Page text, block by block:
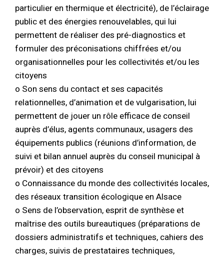
particulier en thermique et électricité), de l’éclairage
public et des énergies renouvelables, qui lui
permettent de réaliser des pré-diagnostics et
formuler des préconisations chiffrées et/ou
organisationnelles pour les collectivités et/ou les
citoyens
o Son sens du contact et ses capacités
relationnelles, d’animation et de vulgarisation, lui
permettent de jouer un rôle efficace de conseil
auprès d’élus, agents communaux, usagers des
équipements publics (réunions d’information, de
suivi et bilan annuel auprès du conseil municipal à
prévoir) et des citoyens
o Connaissance du monde des collectivités locales,
des réseaux transition écologique en Alsace
o Sens de l’observation, esprit de synthèse et
maîtrise des outils bureautiques (préparations de
dossiers administratifs et techniques, cahiers des
charges, suivis de prestataires techniques,